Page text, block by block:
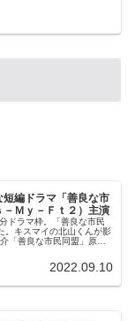
編ドラマ「善良な市
－Ｍｙ－Ｆｔ２）主演
ドラマ枠。「善良な市民
。キスマイの北山くんが影
「善良な市民同盟」原
2022.09.10